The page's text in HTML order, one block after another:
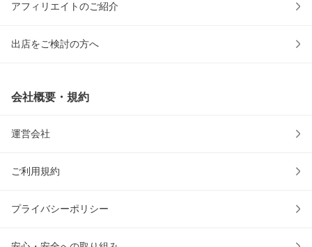
アフィリエイトのご紹介
出店をご検討の方へ
会社概要・規約
運営会社
ご利用規約
プライバシーポリシー